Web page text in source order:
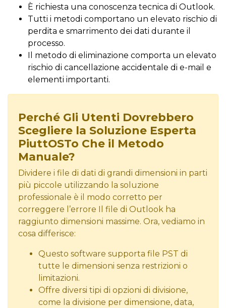
È richiesta una conoscenza tecnica di Outlook.
Tutti i metodi comportano un elevato rischio di
perdita e smarrimento dei dati durante il
processo.
Il metodo di eliminazione comporta un elevato
rischio di cancellazione accidentale di e-mail e
elementi importanti.
Perché Gli Utenti Dovrebbero
Scegliere la Soluzione Esperta
PiuttOSTo Che il Metodo
Manuale?
Dividere i file di dati di grandi dimensioni in parti
più piccole utilizzando la soluzione
professionale è il modo corretto per
correggere l’errore Il file di Outlook ha
raggiunto dimensioni massime. Ora, vediamo in
cosa differisce:
Questo software supporta file PST di
tutte le dimensioni senza restrizioni o
limitazioni.
Offre diversi tipi di opzioni di divisione,
come la divisione per dimensione, data,